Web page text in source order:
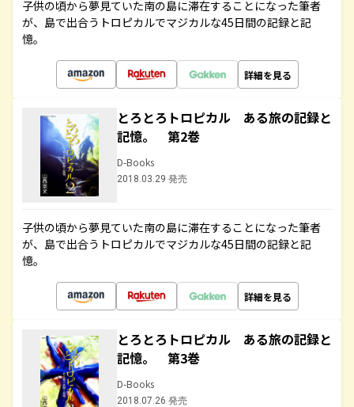
子供の頃から夢見ていた南の島に滞在することになった筆者
が、島で出合うトロピカルでマジカルな45日間の記録と記
憶。
詳細を見る
とろとろトロピカル ある旅の記録と
記憶。 第2巻
D-Books
2018.03.29 発売
子供の頃から夢見ていた南の島に滞在することになった筆者
が、島で出合うトロピカルでマジカルな45日間の記録と記
憶。
詳細を見る
とろとろトロピカル ある旅の記録と
記憶。 第3巻
D-Books
2018.07.26 発売